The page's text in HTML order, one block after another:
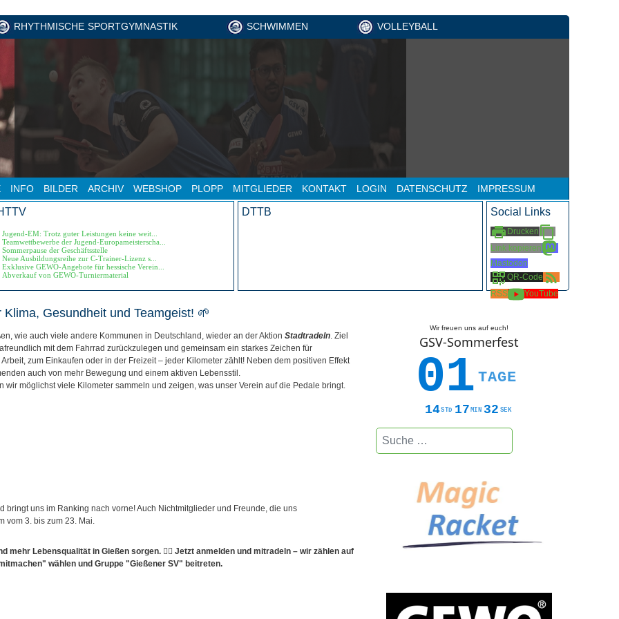
RHYTHMISCHE SPORTGYMNASTIK SCHWIMMEN VOLLEYBALL
INFO BILDER ARCHIV WEBSHOP PLOPP MITGLIEDER KONTAKT LOGIN DATENSCHUTZ IMPRESSUM
DTTB Social Links
Drucken
Link kopieren
Mastodon
QR-Code
RSS
YouTube
Gesundheit und Teamgeist! 🌱
wie auch viele andere Kommunen in Deutschland, wieder an der Aktion Stadtradeln. Ziel
mit dem Fahrrad zurückzulegen und gemeinsam ein starkes Zeichen für
zum Einkaufen oder in der Freizeit – jeder Kilometer zählt! Neben dem positiven Effekt
auch von mehr Bewegung und einem aktiven Lebensstil.
wir möglichst viele Kilometer sammeln und zeigen, was unser Verein auf die Pedale bringt.
uns im Ranking nach vorne! Auch Nichtmitglieder und Freunde, die uns
vom 3. bis zum 23. Mai.
mehr Lebensqualität in Gießen sorgen. 🚴‍♀️ Jetzt anmelden und mitradeln – wir zählen auf
wählen und Gruppe "Gießener SV" beitreten.
Wir freuen uns auf euch!
GSV-Sommerfest
01 TAGE
14STD 17 MIN 31 SEK
Suchen